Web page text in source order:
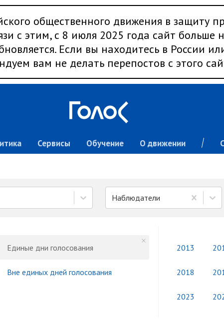
общественного движения в защиту
с этим, с 8 июля 2025 года сайт больше
Если вы находитесь в России
вам не делать перепостов с этого
Сервисы Обучение О движении
Наблюдатели
Единые дни голосования
Вне единых дней голосования
2013
2018
2023